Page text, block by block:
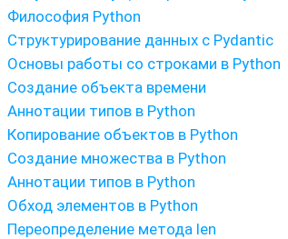
Философия Python
Структурирование данных с Pydantic
Основы работы со строками в Python
Создание объекта времени
Аннотации типов в Python
Копирование объектов в Python
Создание множества в Python
Аннотации типов в Python
Обход элементов в Python
Переопределение метода len